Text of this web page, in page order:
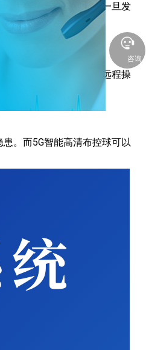
作业人员的全面监控。一旦发
环境下正常工作。通过远程操
。而5G智能高清布控球可以
咨询